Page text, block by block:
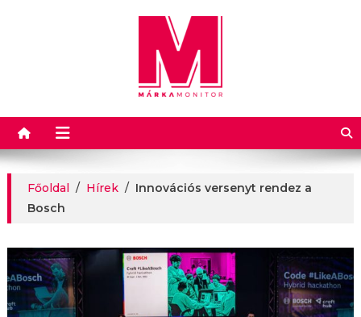
Márkamonitor
Főoldal / Hírek / Innovációs versenyt rendez a
Bosch